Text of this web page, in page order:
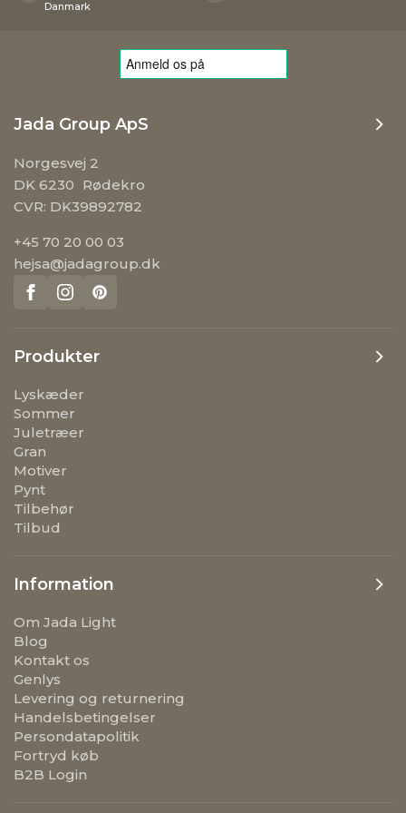
Danmark
Jada Group ApS
Norgesvej 2
DK 6230 Rødekro
CVR: DK39892782
+45 70 20 00 03
hejsa@jadagroup.dk
Produkter
Lyskæder
Sommer
Juletræer
Gran
Motiver
Pynt
Tilbehør
Tilbud
Information
Om Jada Light
Blog
Kontakt os
Genlys
Levering og returnering
Handelsbetingelser
Persondatapolitik
Fortryd køb
B2B Login